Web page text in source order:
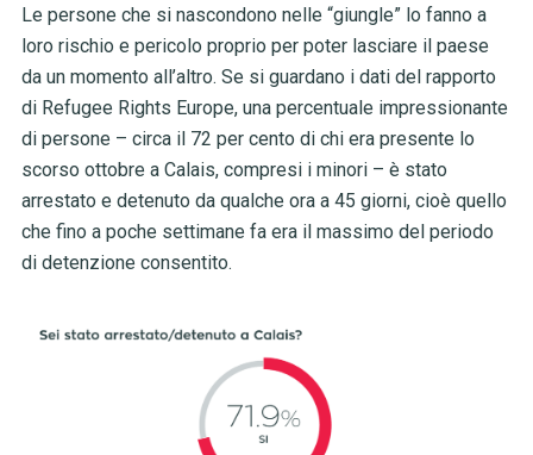
Le persone che si nascondono nelle “giungle” lo fanno a
loro rischio e pericolo proprio per poter lasciare il paese
da un momento all’altro. Se si guardano i dati del rapporto
di Refugee Rights Europe, una percentuale impressionante
di persone – circa il 72 per cento di chi era presente lo
scorso ottobre a Calais, compresi i minori – è stato
arrestato e detenuto da qualche ora a 45 giorni, cioè quello
che fino a poche settimane fa era il massimo del periodo
di detenzione consentito.